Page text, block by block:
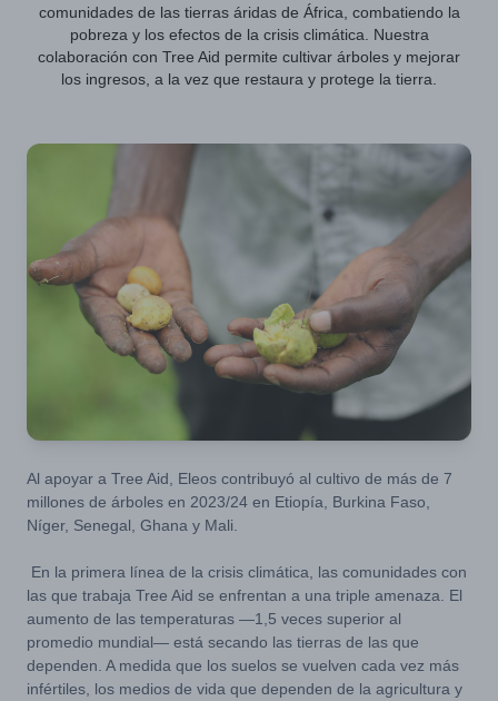
comunidades de las tierras áridas de África, combatiendo la
pobreza y los efectos de la crisis climática. Nuestra
colaboración con Tree Aid permite cultivar árboles y mejorar
los ingresos, a la vez que restaura y protege la tierra.
Al apoyar a Tree Aid, Eleos contribuyó al cultivo de más de 7
millones de árboles en 2023/24 en Etiopía, Burkina Faso,
Níger, Senegal, Ghana y Mali.
En la primera línea de la crisis climática, las comunidades con
las que trabaja Tree Aid se enfrentan a una triple amenaza. El
aumento de las temperaturas —1,5 veces superior al
promedio mundial— está secando las tierras de las que
dependen. A medida que los suelos se vuelven cada vez más
infértiles, los medios de vida que dependen de la agricultura y